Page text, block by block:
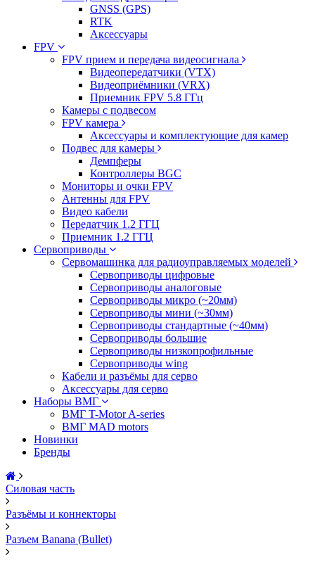
GNSS (GPS)
RTK
Аксессуары
FPV
FPV прием и передача видеосигнала
Видеопередатчики (VTX)
Видеоприёмники (VRX)
Приемник FPV 5.8 ГГц
Камеры с подвесом
FPV камера
Аксессуары и комплектующие для камер
Подвес для камеры
Демпферы
Контроллеры BGC
Мониторы и очки FPV
Антенны для FPV
Видео кабели
Передатчик 1.2 ГГЦ
Приемник 1.2 ГГЦ
Сервоприводы
Сервомашинка для радиоуправляемых моделей
Сервоприводы цифровые
Сервоприводы аналоговые
Сервоприводы микро (~20мм)
Сервоприводы мини (~30мм)
Сервоприводы стандартные (~40мм)
Сервоприводы большие
Сервоприводы низкопрофильные
Сервоприводы wing
Кабели и разъёмы для серво
Аксессуары для серво
Наборы ВМГ
ВМГ T-Motor A-series
ВМГ MAD motors
Новинки
Бренды
Силовая часть
Разъёмы и коннекторы
Разъем Banana (Bullet)